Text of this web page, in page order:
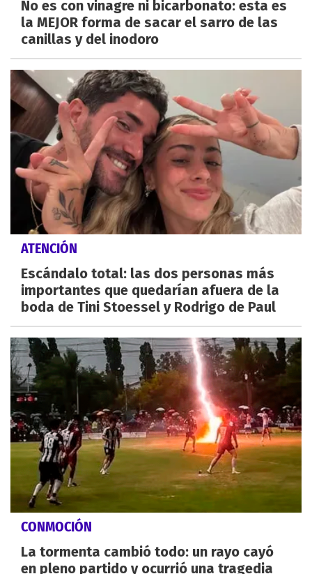
No es con vinagre ni bicarbonato: esta es
la MEJOR forma de sacar el sarro de las
canillas y del inodoro
ATENCIÓN
Escándalo total: las dos personas más
importantes que quedarían afuera de la
boda de Tini Stoessel y Rodrigo de Paul
CONMOCIÓN
La tormenta cambió todo: un rayo cayó
en pleno partido y ocurrió una tragedia